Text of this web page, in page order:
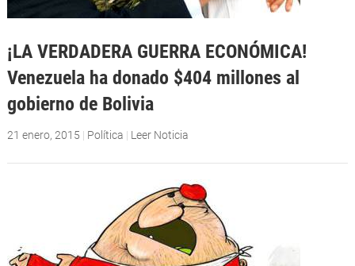
¡LA VERDADERA GUERRA ECONÓMICA!
Venezuela ha donado $404 millones al
gobierno de Bolivia
21 enero, 2015 | Política | Leer Noticia